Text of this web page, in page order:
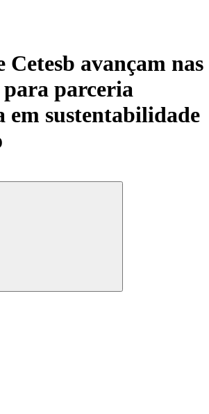
Cetesb avançam nas
para parceria
em sustentabilidade
Compartilhar